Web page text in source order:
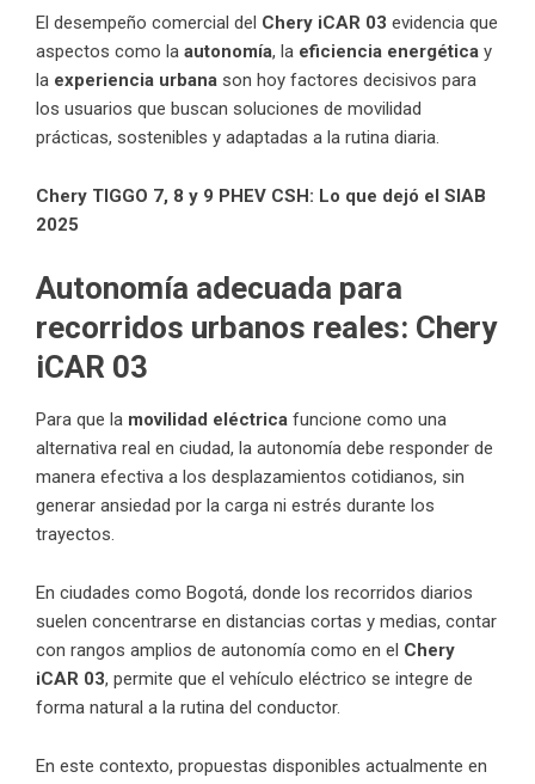
El desempeño comercial del Chery iCAR 03 evidencia que
aspectos como la autonomía, la eficiencia energética y
la experiencia urbana son hoy factores decisivos para
los usuarios que buscan soluciones de movilidad
prácticas, sostenibles y adaptadas a la rutina diaria.
Chery TIGGO 7, 8 y 9 PHEV CSH: Lo que dejó el SIAB
2025
Autonomía adecuada para
recorridos urbanos reales: Chery
iCAR 03
Para que la movilidad eléctrica funcione como una
alternativa real en ciudad, la autonomía debe responder de
manera efectiva a los desplazamientos cotidianos, sin
generar ansiedad por la carga ni estrés durante los
trayectos.
En ciudades como Bogotá, donde los recorridos diarios
suelen concentrarse en distancias cortas y medias, contar
con rangos amplios de autonomía como en el Chery
iCAR 03, permite que el vehículo eléctrico se integre de
forma natural a la rutina del conductor.
En este contexto, propuestas disponibles actualmente en